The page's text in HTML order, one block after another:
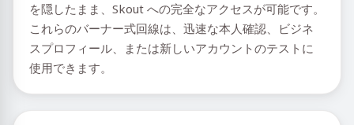
を隠したまま、Skout への完全なアクセスが可能です。
これらのバーナー式回線は、迅速な本人確認、ビジネ
スプロフィール、または新しいアカウントのテストに
使用できます。